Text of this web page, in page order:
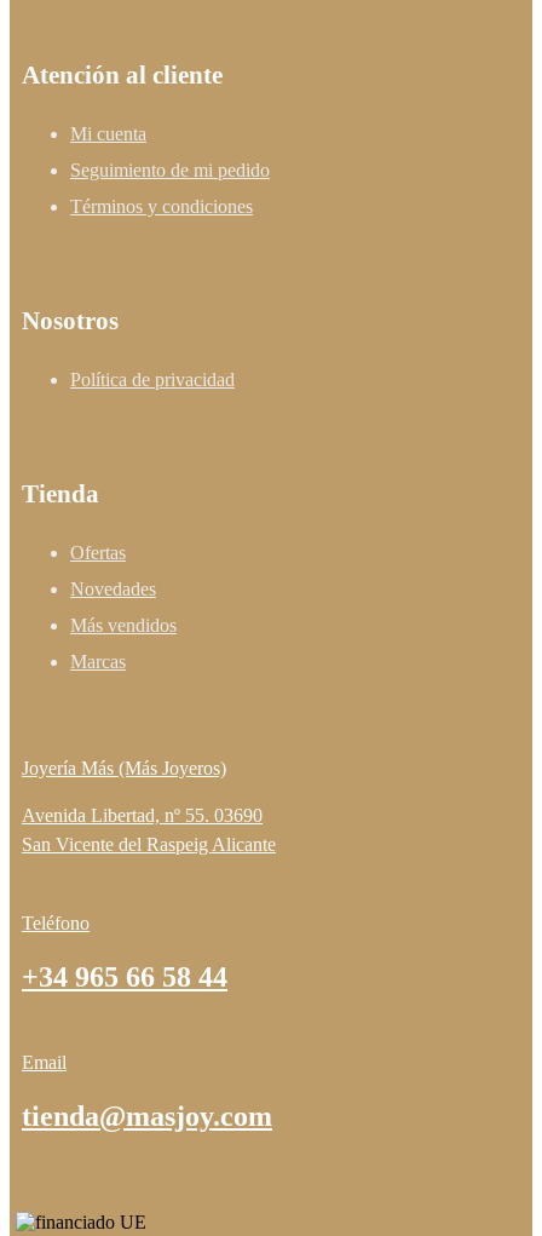
Atención al cliente
Mi cuenta
Seguimiento de mi pedido
Términos y condiciones
Nosotros
Política de privacidad
Tienda
Ofertas
Novedades
Más vendidos
Marcas
Joyería Más (Más Joyeros)
Avenida Libertad, nº 55. 03690
San Vicente del Raspeig Alicante
Teléfono
+34 965 66 58 44
Email
tienda@masjoy.com